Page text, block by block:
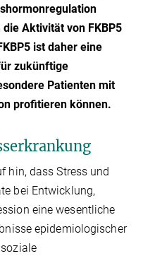
Aktivität von FKBP5
ist daher eine
zukünftige
Patienten mit
profitieren können.
hin, dass Stress und
bei Entwicklung,
eine wesentliche
epidemiologischer